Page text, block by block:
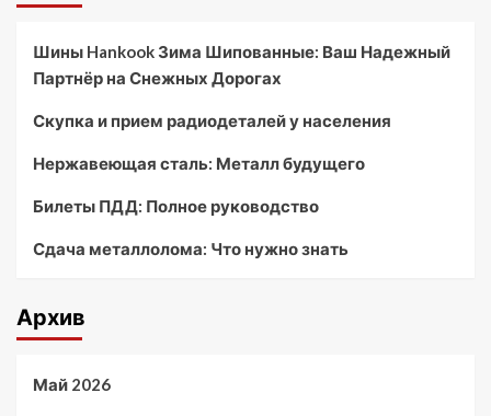
Шины Hankook Зима Шипованные: Ваш Надежный
Партнёр на Снежных Дорогах
Скупка и прием радиодеталей у населения
Нержавеющая сталь: Металл будущего
Билеты ПДД: Полное руководство
Сдача металлолома: Что нужно знать
Архив
Май 2026